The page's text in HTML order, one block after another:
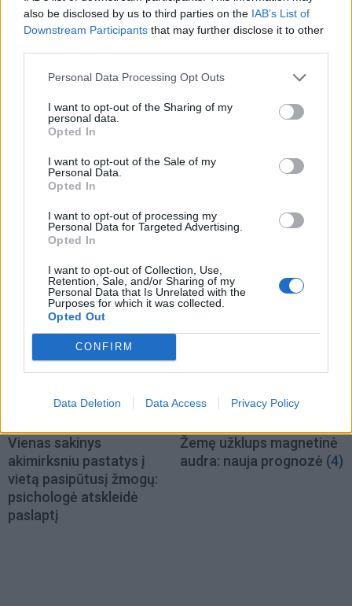
also be disclosed by us to third parties on the IAB’s List of
Downstream Participants that may further disclose it to other
Personal Data Processing Opt Outs
I want to opt-out of the Sharing of my
personal data.
Opted In
I want to opt-out of the Sale of my
Personal Data.
Opted In
I want to opt-out of processing my
Personal Data for Targeted Advertising.
Opted In
I want to opt-out of Collection, Use,
Retention, Sale, and/or Sharing of my
Personal Data that Is Unrelated with the
Purposes for which it was collected.
Opted Out
CONFIRM
Data Deletion Data Access Privacy Policy
Rugpjūčio 10-ąją vardo
dieną švenčia
Aurelija Urbonienė apie
keliones, kurios prasideda
ten, kur baigiasi turistiniai
maršrutai
Laisvalaikis
Sužinokite pagal savo
gimimo datą, kas buvote
praėjusiame gyvenime:
numerologų paslaptis
Anglijai nelaimėjus
čempionatui, britui teko...
koreguoti tatuiruotę
Vienas sakinys
akimirksniu pastatys į
vietą pasipūtusį žmogų:
psichologė atskleidė
paslaptį
Žemę užklups magnetinė
audra: nauja prognozė (4)